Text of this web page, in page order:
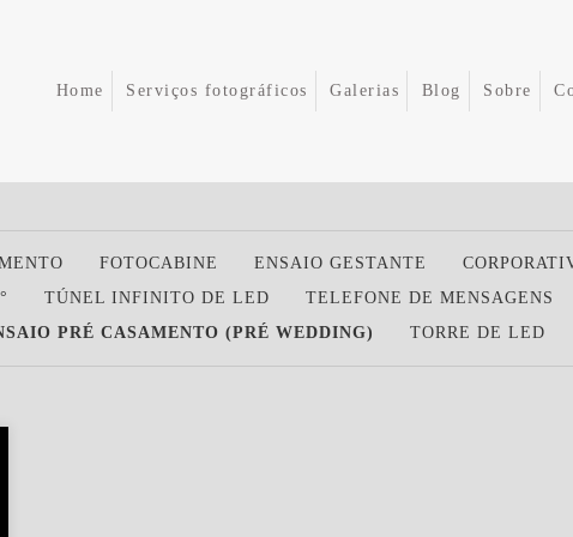
Home Serviços fotográficos Galerias Blog Sobre
FOTOCABINE ENSAIO GESTANTE
TÚNEL INFINITO DE LED TELEFONE DE MENSAGENS
PRÉ CASAMENTO (PRÉ WEDDING)
TORRE DE LED